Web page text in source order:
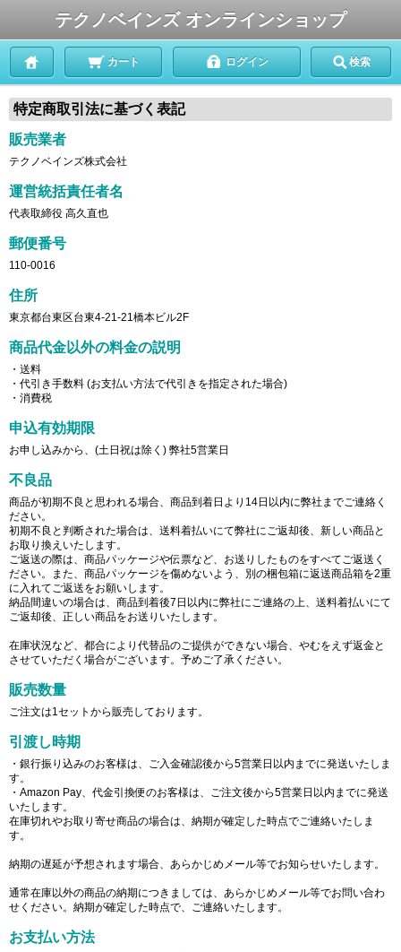
テクノベインズ オンラインショップ
カート ログイン 検索
特定商取引法に基づく表記
販売業者
テクノベインズ株式会社
運営統括責任者名
代表取締役 高久直也
郵便番号
110-0016
住所
東京都台東区台東4-21-21橋本ビル2F
商品代金以外の料金の説明
・送料
・代引き手数料 (お支払い方法で代引きを指定された場合)
・消費税
申込有効期限
お申し込みから、(土日祝は除く) 弊社5営業日
不良品
商品が初期不良と思われる場合、商品到着日より14日以内に弊社までご連絡く
ださい。
初期不良と判断された場合は、送料着払いにて弊社にご返却後、新しい商品と
お取り換えいたします。
ご返送の際は、商品パッケージや伝票など、お送りしたものをすべてご返送く
ださい。また、商品パッケージを傷めないよう、別の梱包箱に返送商品箱を2重
に入れてご返送をお願いします。
納品間違いの場合は、商品到着後7日以内に弊社にご連絡の上、送料着払いにて
ご返却後、正しい商品をお送りいたします。
在庫状況など、都合により代替品のご提供ができない場合、やむをえず返金と
させていただく場合がございます。予めご了承ください。
販売数量
ご注文は1セットから販売しております。
引渡し時期
・銀行振り込みのお客様は、ご入金確認後から5営業日以内までに発送いたしま
す。
・Amazon Pay、代金引換便のお客様は、ご注文後から5営業日以内までに発送
いたします。
在庫切れやお取り寄せ商品の場合は、納期が確定した時点でご連絡いたしま
す。
納期の遅延が予想されます場合、あらかじめメール等でお知らせいたします。
通常在庫以外の商品の納期につきましては、あらかじめメール等でお問い合わ
せください。納期が確定した時点で、ご連絡いたします。
お支払い方法